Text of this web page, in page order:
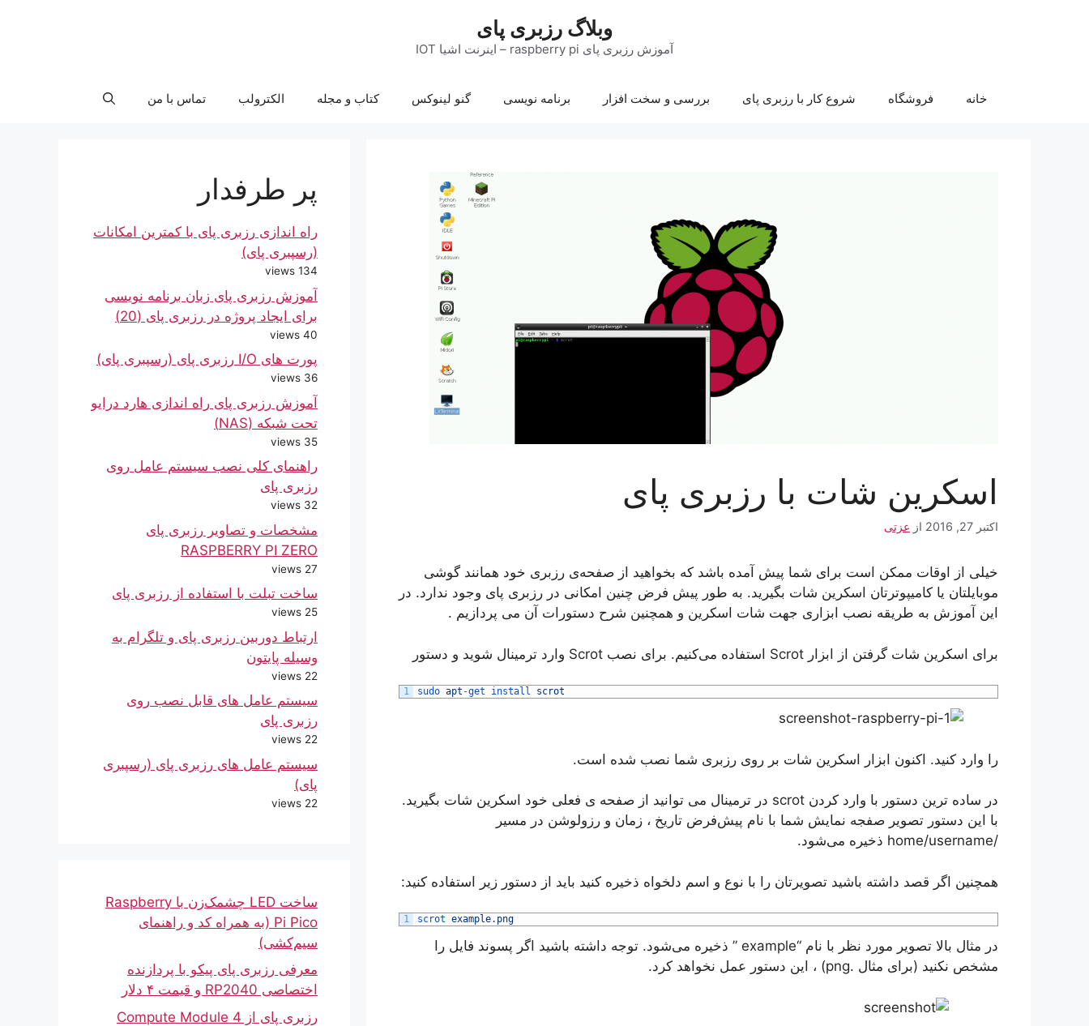
وبلاگ رزبری پای
آموزش رزبری پای raspberry pi – اینرنت اشیا IOT
خانه فروشگاه شروع کار با رزبری پای بررسی و سخت افزار برنامه نویسی گنو لینوکس کتاب و مجله الکترولب تماس با من
اسکرین شات با رزبری پای
اکتبر 27, 2016 از عزتی
خیلی از اوقات ممکن است برای شما پیش آمده باشد که بخواهید از صفحه‌ی رزبری خود همانند گوشی
موبایلتان یا کامیپوترتان اسکرین شات بگیرید. به طور پیش فرض چنین امکانی در رزبری‌ پای وجود ندارد. در
این آموزش به طریقه‌ نصب ابزاری جهت شات اسکرین و همچنین شرح دستورات آن می پردازیم .
برای اسکرین شات گرفتن از ابزار Scrot استفاده می‌کنیم. برای نصب Scrot وارد ترمینال شوید و دستور
1 sudo apt -get install scrot
را وارد کنید. اکنون ابزار اسکرین شات بر روی رزبری شما نصب شده است.
در ساده ترین دستور با وارد کردن scrot در ترمینال می توانید از صفحه ی فعلی خود اسکرین شات بگیرید.
با این دستور تصویر صفجه نمایش شما با نام پیش‌‌فرض تاریخ ، زمان و رزولوشن در مسیر
/home/username ذخیره می‌شود.
همچنین اگر قصد داشته باشید تصویرتان را با نوع و اسم دلخواه ذخیره کنید باید از دستور زیر استفاده کنید:
1 scrot example. png
در مثال بالا تصویر مورد نظر با نام “example ” ذخیره می‌شود. توجه داشته باشید اگر پسوند فایل را
مشخص نکنید (برای مثال .png) ، این دستور عمل نخواهد کرد.
پر طرفدار
راه اندازی رزبری پای با کمترین امکانات
(رسپبری پای)
134 views
آموزش رزبری پای زبان برنامه نویسی
برای ایجاد پروژه در رزبری پای (20)
40 views
پورت های I/O رزبری پای (رسپبری پای)
36 views
آموزش رزبری پای راه اندازی هارد درایو
تحت شبکه (NAS)
35 views
راهنمای کلی نصب سیستم عامل روی
رزبری پای
32 views
مشخصات و تصاویر رزبری پای
RASPBERRY PI ZERO
27 views
ساخت تبلت با استفاده از رزبری پای
25 views
ارتباط دوربین رزبری پای و تلگرام به
وسیله پایتون
22 views
سیستم عامل های قابل نصب روی
رزبری پای
22 views
سیستم عامل های رزبری پای (رسپبری
پای)
22 views
ساخت LED چشمک‌زن با Raspberry
Pi Pico (به همراه کد و راهنمای
سیم‌کشی)
معرفی رزبری پای پیکو با پردازنده
اختصاصی RP2040 و قیمت ۴ دلار
رزبری پای از Compute Module 4